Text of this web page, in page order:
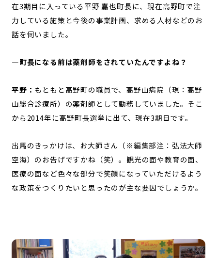
在3期目に入っている平野 嘉也町長に、現在高野町で注
力している施策と今後の事業計画、求める人材などのお
話を伺いました。
—町長になる前は薬剤師をされていたんですよね？
平野： もともと高野町の職員で、高野山病院（現：高野
山総合診療所）の薬剤師として勤務していました。そこ
から2014年に高野町長選挙に出て、現在3期目です。
出馬のきっかけは、お大師さん（※編集部注：弘法大師
空海）のお告げですかね（笑）。観光の面や教育の面、
医療の面など色々な部分で笑顔になっていただけるよう
な政策をつくりたいと思ったのが主な要因でしょうか。